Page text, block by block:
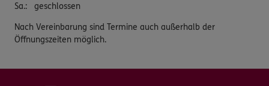
Sa.: geschlossen
Nach Vereinbarung sind Termine auch außerhalb der
Öffnungszeiten möglich.